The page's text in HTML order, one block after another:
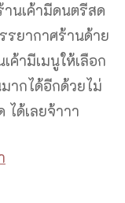
นเค้ามีดนตรีสด
รยากาศร้านด้าย
ค้ามีเมนูให้เลือก
ากได้อีกด้วยไม่
ได้เลยจ้าาา